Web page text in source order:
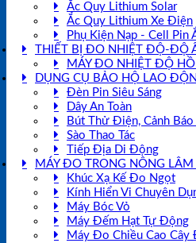
Ắc Quy Lithium Solar
Ắc Quy Lithium Xe Điện
Phụ Kiện Nạp - Cell Pin
THIẾT BỊ ĐO NHIỆT ĐỘ-ĐỘ
MÁY ĐO NHIỆT ĐỘ
DỤNG CỤ BẢO HỘ LAO
Đèn Pin Siêu Sáng
Dây An Toàn
Bút Thử Điện, Cảnh
Sào Thao Tác
Tiếp Địa Di Động
MÁY ĐO TRONG NÔNG LÂM
Khúc Xạ Kế Đo Ngọt
Kính Hiển Vi Chuyên
Máy Bóc Vỏ
Máy Đếm Hạt Tự Động
Máy Đo Chiều Cao Cây